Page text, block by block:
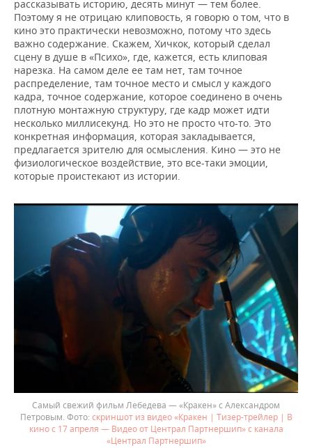
рассказывать историю, десять минут — тем более.
Поэтому я не отрицаю клиповость, я говорю о том, что в
кино это практически невозможно, потому что здесь
важно содержание. Скажем, Хичкок, который сделал
сцену в душе в «Психо», где, кажется, есть клиповая
нарезка. На самом деле ее там нет, там точное
распределение, там точное место и смысл у каждого
кадра, точное содержание, которое соединено в очень
плотную монтажную структуру, где кадр может идти
несколько миллисекунд. Но это не просто что-то. Это
конкретная информация, которая закладывается,
предлагается зрителю для осмысления. Кино — это не
физиологическое воздействие, это все-таки эмоции,
которые проистекают из истории.
Самый свежий фильм Лебедева — «Кракен» с Александром
Петровым.
скриншот из видео «Кракен | Тизер-трейлер | В
кино с 17 апреля — Видео от Централ Партнершип» с канала
«Централ Партнершип»